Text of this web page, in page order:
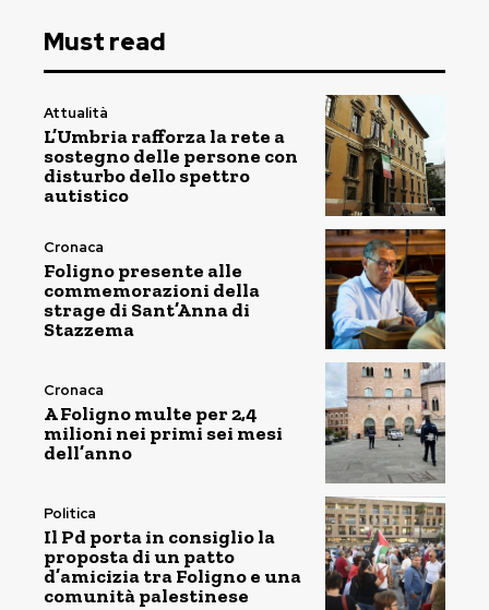
Must read
Attualità
L’Umbria rafforza la rete a
sostegno delle persone con
disturbo dello spettro
autistico
Cronaca
Foligno presente alle
commemorazioni della
strage di Sant’Anna di
Stazzema
Cronaca
A Foligno multe per 2,4
milioni nei primi sei mesi
dell’anno
Politica
Il Pd porta in consiglio la
proposta di un patto
d’amicizia tra Foligno e una
comunità palestinese